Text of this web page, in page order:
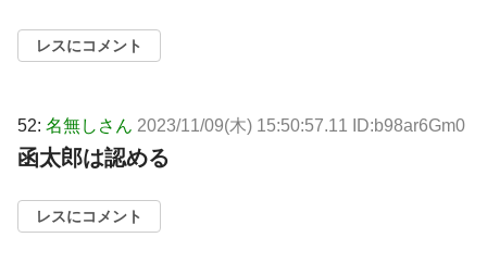
レスにコメント
52: 名無しさん 2023/11/09(木) 15:50:57.11 ID:b98ar6Gm0
函太郎は認める
レスにコメント